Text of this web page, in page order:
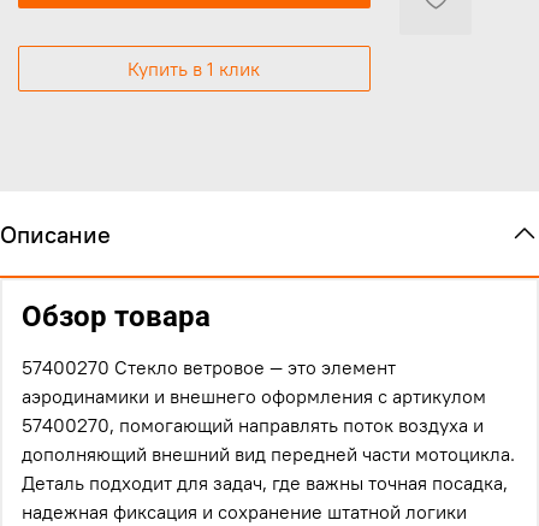
Купить в 1 клик
Описание
Обзор товара
57400270 Стекло ветровое — это элемент
аэродинамики и внешнего оформления с артикулом
57400270, помогающий направлять поток воздуха и
дополняющий внешний вид передней части мотоцикла.
Деталь подходит для задач, где важны точная посадка,
надежная фиксация и сохранение штатной логики